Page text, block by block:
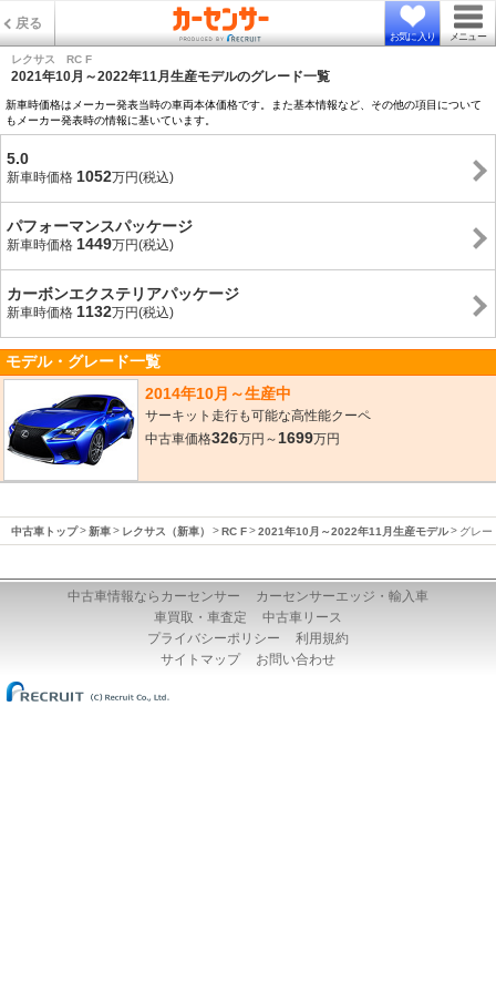
戻る
お気に入り メニュー
レクサス RC F
2021年10月～2022年11月生産モデルのグレード一覧
新車時価格はメーカー発表当時の車両本体価格です。また基本情報など、その他の項目について
もメーカー発表時の情報に基いています。
5.0
新車時価格 1052万円(税込)
パフォーマンスパッケージ
新車時価格 1449万円(税込)
カーボンエクステリアパッケージ
新車時価格 1132万円(税込)
モデル・グレード一覧
2014年10月～生産中
サーキット走行も可能な高性能クーペ
中古車価格326万円～ 1699万円
中古車トップ 新車 レクサス（新車） RC F 2021年10月～2022年11月生産モデル グレー
中古車情報ならカーセンサー
カーセンサーエッジ・輸入車
車買取・車査定
中古車リース
プライバシーポリシー
利用規約
サイトマップ
お問い合わせ